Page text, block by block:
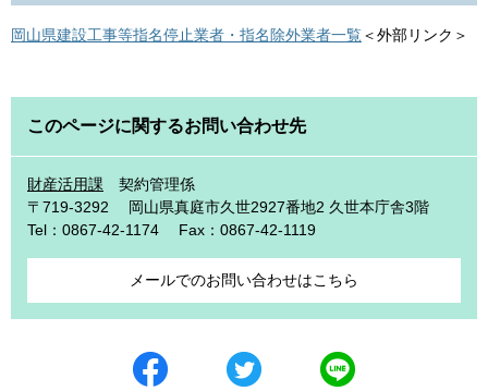
岡山県建設工事等指名停止業者・指名除外業者一覧＜外部リンク＞
このページに関するお問い合わせ先
財産活用課
契約管理係
〒719-3292
岡山県真庭市久世2927番地2 久世本庁舎3階
Tel：0867-42-1174
Fax：0867-42-1119
メールでのお問い合わせはこちら